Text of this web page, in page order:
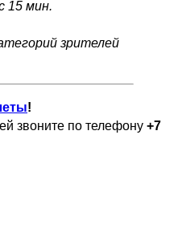
15 мин.
зрителей
!
звоните по телефону +7